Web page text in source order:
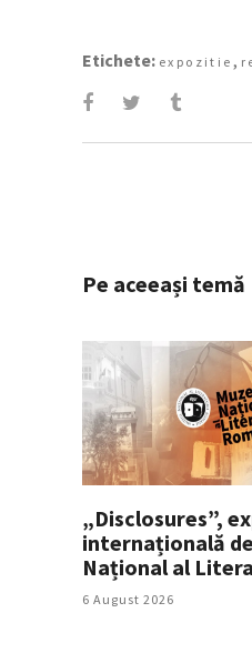
Etichete: expozitie ,
Pe aceeași temă
„Disclosures”,
internațională
Național al
6 August 2026